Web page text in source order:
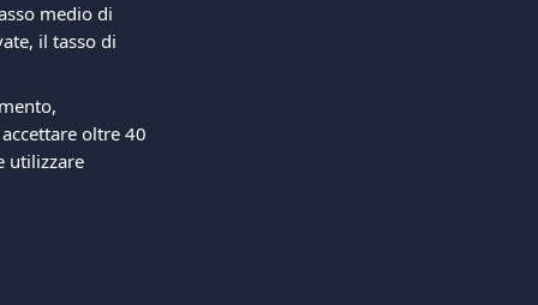
medio di
il tasso di
oltre 40
utilizzare